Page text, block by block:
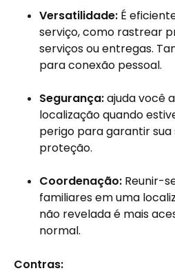
Versatilidade: É
serviço, como rastrear
serviços ou entregas.
para conexão pessoal.
Segurança:ajuda você
localização quando
perigo para garantir sua
proteção.
Coordenação: Reunir-
familiares em uma
não revelada é mais
normal.
Contras: